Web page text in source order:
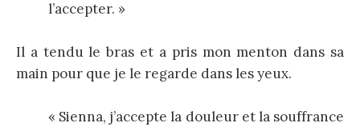
l’accepter. »
Il a tendu le bras et a pris mon menton dans sa
main pour que je le regarde dans les yeux.
« Sienna, j’accepte la douleur et la souffrance